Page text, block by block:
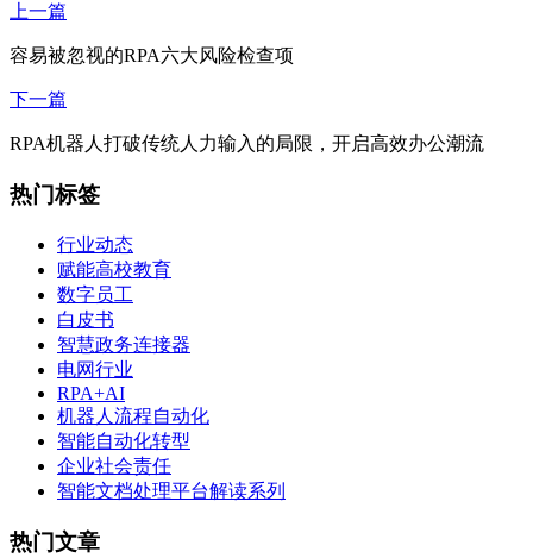
上一篇
容易被忽视的RPA六大风险检查项
下一篇
RPA机器人打破传统人力输入的局限，开启高效办公潮流
热门标签
行业动态
赋能高校教育
数字员工
白皮书
智慧政务连接器
电网行业
RPA+AI
机器人流程自动化
智能自动化转型
企业社会责任
智能文档处理平台解读系列
热门文章